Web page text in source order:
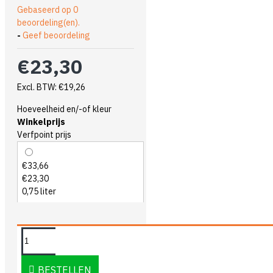
Gebaseerd op 0
beoordeling(en).
- Geef beoordeling
€23,30
Excl. BTW: €19,26
Hoeveelheid en/-of kleur
Winkelprijs
Verfpoint prijs
€33,66
€23,30
0,75 liter
BESTELLEN